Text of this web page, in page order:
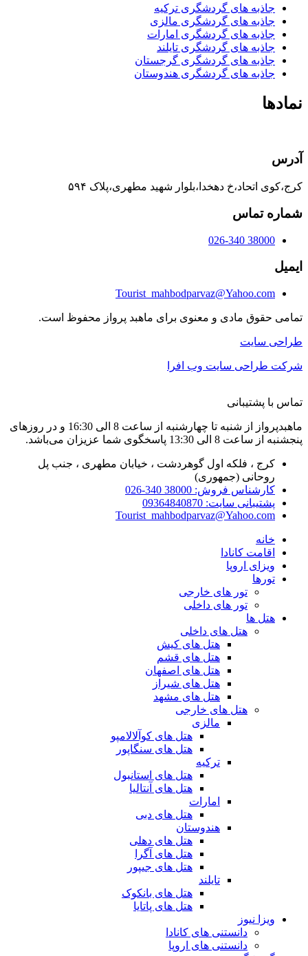
جاذبه های گردشگری ترکیه
جاذبه های گردشگری مالزی
جاذبه های گردشگری امارات
جاذبه های گردشگری تایلند
جاذبه های گردشگری گرجستان
جاذبه های گردشگری هندوستان
نمادها
آدرس
کرج،کوی اتحاد،خ دهخدا،بلوار شهید مطهری،پلاک ۵۹۴
شماره تماس
38000 026-340
ایمیل
Tourist_mahbodparvaz@Yahoo.com
تمامی حقوق مادی و معنوی برای ماهبد پرواز محفوظ است.
طراحی سایت
شرکت طراحی سایت وب افرا
تماس با پشتیبانی
ماهبدپرواز از شنبه تا چهارشنبه از ساعت 8 الی 16:30 و در روزهای
پنجشنبه از ساعت 8 الی 13:30 پاسخگوی شما عزیزان می‌باشد.
کرج ، فلکه اول گوهردشت ، خیابان مطهری ، جنب پل
روحانی (جمهوری)
کارشناس فروش: 38000 340-026
پشتیبانی سایت: 09364840870
Tourist_mahbodparvaz@Yahoo.com
خانه
اقامت کانادا
ویزای اروپا
تورها
تور های خارجی
تور های داخلی
هتل ها
هتل های داخلی
هتل های کیش
هتل های قشم
هتل های اصفهان
هتل های شیراز
هتل های مشهد
هتل های خارجی
مالزی
هتل های کوآلالامپو
هتل های سنگاپور
ترکیه
هتل های استانبول
هتل های آنتالیا
امارات
هتل های دبی
هندوستان
هتل های دهلی
هتل های آگرا
هتل های جیپور
تایلند
هتل های بانکوک
هتل های پاتایا
ویزا نیوز
دانستنی های کانادا
دانستنی های اروپا